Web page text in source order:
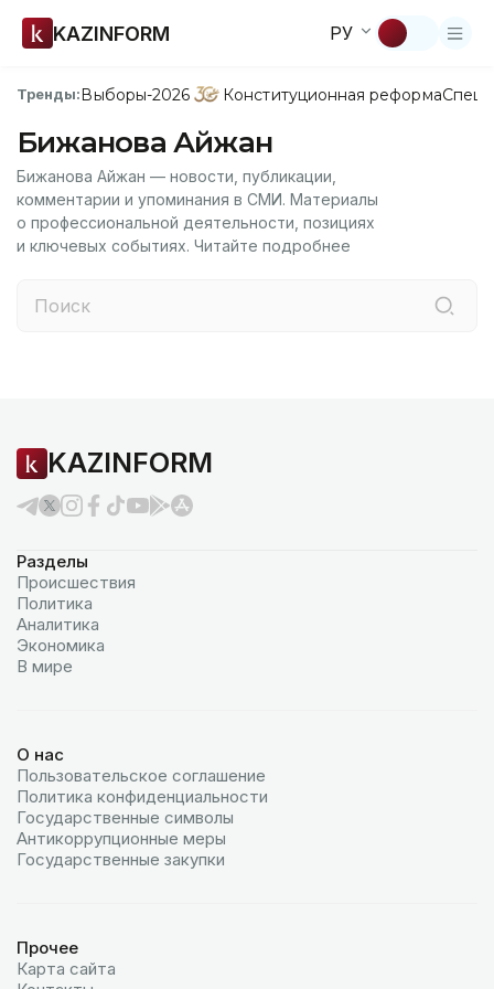
KAZINFORM РУ
Тренды:Выборы-2026 Конституционная реформа
Бижанова Айжан
Бижанова Айжан — новости, публикации,
комментарии и упоминания в СМИ. Материалы
о профессиональной деятельности, позициях
и ключевых событиях. Читайте подробнее
KAZINFORM
Разделы
Происшествия
Политика
Аналитика
Экономика
В мире
О нас
Пользовательское соглашение
Политика конфиденциальности
Государственные символы
Антикоррупционные меры
Государственные закупки
Прочее
Карта сайта